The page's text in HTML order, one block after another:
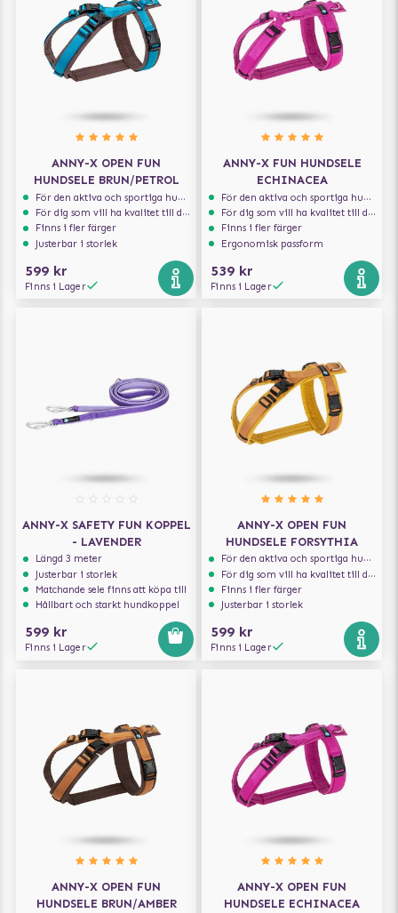
ANNY-X OPEN FUN
HUNDSELE BRUN/PETROL
För den aktiva och sportiga hunden
För dig som vill ha kvalitet till din hund!
Finns i fler färger
Justerbar i storlek
599 kr
Finns i Lager
ANNY-X FUN HUNDSELE
ECHINACEA
För den aktiva och sportiga hunden
För dig som vill ha kvalitet till din hund!
Finns i fler färger
Ergonomisk passform
539 kr
Finns i Lager
ANNY-X SAFETY FUN KOPPEL
- LAVENDER
Längd 3 meter
Justerbar i storlek
Matchande sele finns att köpa till
Hållbart och starkt hundkoppel
599 kr
Finns i Lager
ANNY-X OPEN FUN
HUNDSELE FORSYTHIA
För den aktiva och sportiga hunden
För dig som vill ha kvalitet till din hund!
Finns i fler färger
Justerbar i storlek
599 kr
Finns i Lager
ANNY-X OPEN FUN
HUNDSELE BRUN/AMBER
ANNY-X OPEN FUN
HUNDSELE ECHINACEA